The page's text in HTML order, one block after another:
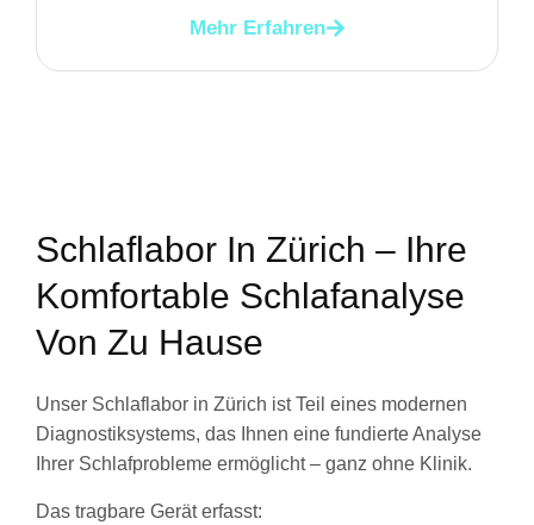
Mehr Erfahren
Schlaflabor In Zürich – Ihre
Komfortable Schlafanalyse
Von Zu Hause
Unser Schlaflabor in Zürich ist Teil eines modernen
Diagnostiksystems, das Ihnen eine fundierte Analyse
Ihrer Schlafprobleme ermöglicht – ganz ohne Klinik.
Das tragbare Gerät erfasst: